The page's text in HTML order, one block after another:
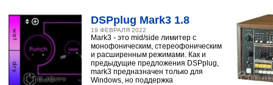
DSPplug Mark3 1.8
19 ФЕВРАЛЯ 2022
Mark3 - это mid/side лимитер с
монофоническим, стереофоническим
и расширенным режимами. Как и
предыдущие предложения DSPplug,
mark3 предназначен только для
Windows, но поддержка